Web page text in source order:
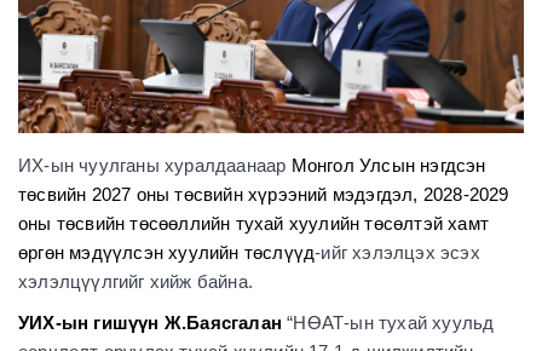
ИХ-ын чуулганы хуралдаанаар Монгол Улсын нэгдсэн
төсвийн 2027 оны төсвийн хүрээний мэдэгдэл, 2028-2029
оны төсвийн төсөөллийн тухай хуулийн төсөлтэй хамт
өргөн мэдүүлсэн хуулийн төслүүд-ийг хэлэлцэх эсэх
хэлэлцүүлгийг хийж байна.
УИХ-ын гишүүн Ж.Баясгалан“НӨАТ-ын тухай хуульд